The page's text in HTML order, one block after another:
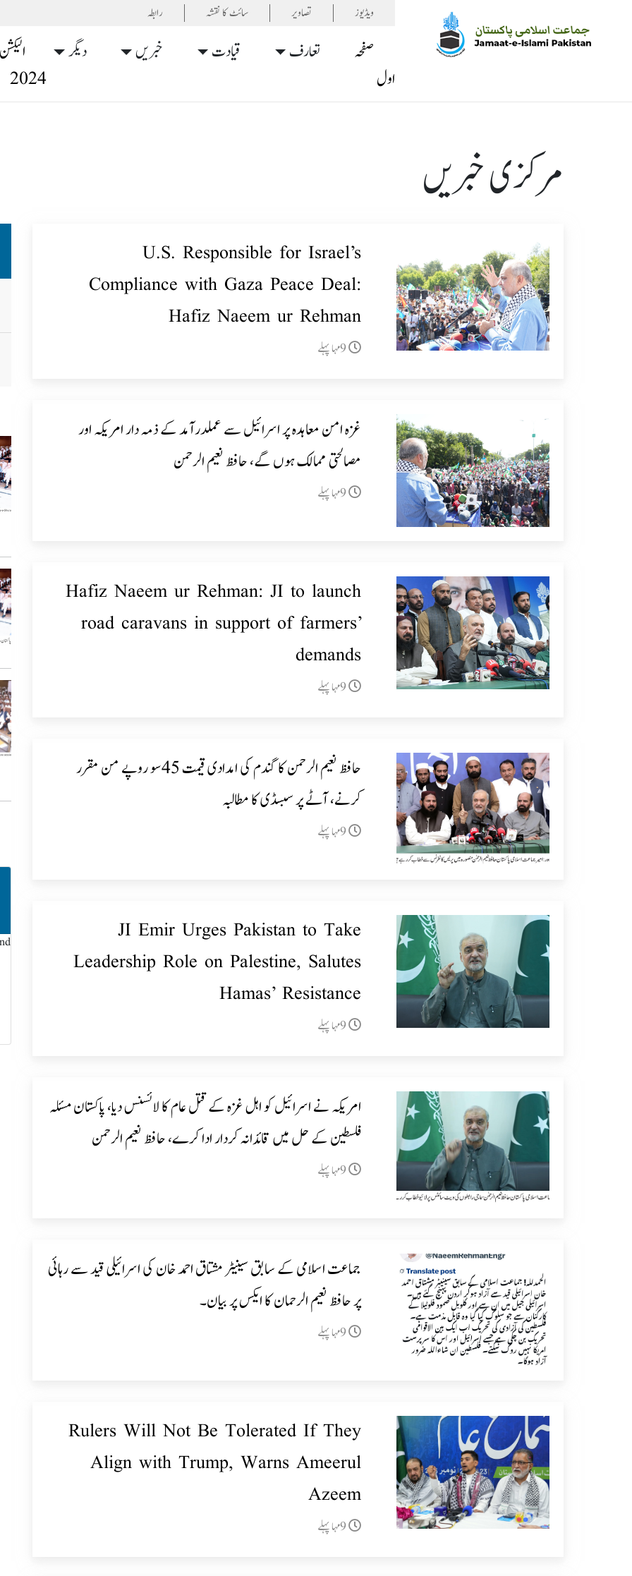
ویڈیوز تصاویر سائٹ کا نقشہ رابطہ
صفحہ
اول
تعارف قیادت خبریں دیگر
الیکشن
2024
مرکزی خبریں
U.S. Responsible for Israel’s
Compliance with Gaza Peace Deal:
Hafiz Naeem ur Rehman
غزہ امن معاہدہ پر اسرائیل سے عملدرآمد کے ذمہ دار امریکہ اور
مصالحتی ممالک ہوں گے، حافظ نعیم الرحمن
Hafiz Naeem ur Rehman: JI to launch
road caravans in support of farmers’
demands
حافظ نعیم الرحمن کا گندم کی امدادی قیمت 45سو روپے من مقرر
کرنے، آٹے پر سبسڈی کا مطالبہ
JI Emir Urges Pakistan to Take
Leadership Role on Palestine, Salutes
Hamas’ Resistance
امریکہ نے اسرائیل کو اہل غزہ کے قتل عام کا لائسنس دیا، پاکستان مسئلہ
فلسطین کے حل میں قائدانہ کردار ادا کرے، حافظ نعیم الرحمن
جماعت اسلامی کے سابق سینیٹر مشتاق احمد خان کی اسرائیلی قید سے رہائی
پر حافظ نعیم الرحمان کا ایکس پر بیان۔
Rulers Will Not Be Tolerated If They
Align with Trump, Warns Ameerul
Azeem